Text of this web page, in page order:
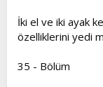
İki el ve iki ayak
özelliklerini yedi
35 - Bölüm